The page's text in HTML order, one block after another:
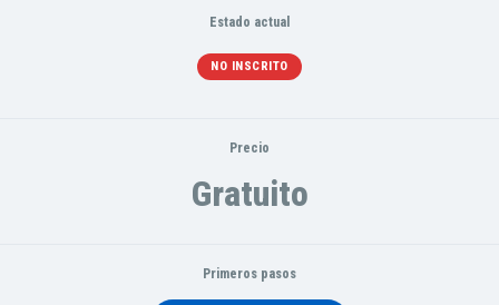
Estado actual
NO INSCRITO
Precio
Gratuito
Primeros pasos